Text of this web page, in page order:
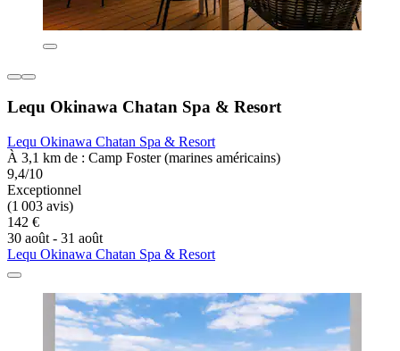
Lequ Okinawa Chatan Spa & Resort
Lequ Okinawa Chatan Spa & Resort
À 3,1 km de : Camp Foster (marines américains)
9,4/10
Exceptionnel
(1 003 avis)
142 €
30 août - 31 août
Lequ Okinawa Chatan Spa & Resort